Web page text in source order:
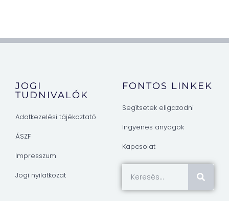
JOGI
TUDNIVALÓK
Adatkezelési tájékoztató
ÁSZF
Impresszum
Jogi nyilatkozat
FONTOS LINKEK
Segítsetek eligazodni
Ingyenes anyagok
Kapcsolat